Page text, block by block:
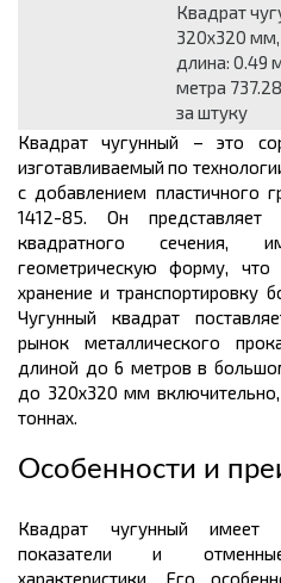
Квадрат
320x320
длина: 0.49
метра
за штуку
Квадрат чугунный – это
изготавливаемый по
с добавлением пластичного
1412-85. Он
квадратного сечения,
геометрическую форму, что
хранение и транспортировку
Чугунный квадрат
рынок металлического
длиной до 6 метров в
до 320х320 мм
тоннах.
Особенности и
Квадрат чугунный имеет
показатели и отменные
характеристики. Его